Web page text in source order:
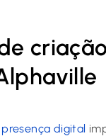
presença digital